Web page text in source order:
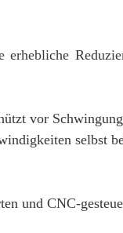
erhebliche
vor
selbst
und CNC-